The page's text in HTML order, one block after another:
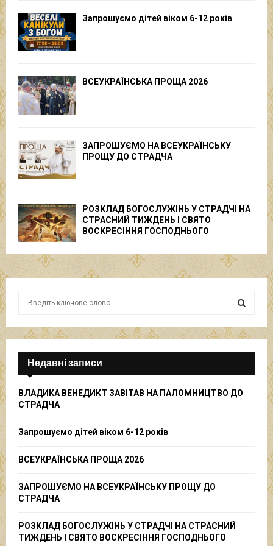
Запрошуємо дітей віком 6-12 років
ВСЕУКРАЇНСЬКА ПРОЩА 2026
ЗАПРОШУЄМО НА ВСЕУКРАЇНСЬКУ
ПРОЩУ ДО СТРАДЧА
РОЗКЛАД БОГОСЛУЖІНЬ У СТРАДЧІ НА
СТРАСНИЙ ТИЖДЕНЬ І СВЯТО
ВОСКРЕСІННЯ ГОСПОДНЬОГО
r
f
r
S
E
A
Недавні записи
ВЛАДИКА ВЕНЕДИКТ ЗАВІТАВ НА ПАЛОМНИЦТВО ДО
СТРАДЧА
Запрошуємо дітей віком 6-12 років
ВСЕУКРАЇНСЬКА ПРОЩА 2026
ЗАПРОШУЄМО НА ВСЕУКРАЇНСЬКУ ПРОЩУ ДО
СТРАДЧА
РОЗКЛАД БОГОСЛУЖІНЬ У СТРАДЧІ НА СТРАСНИЙ
ТИЖДЕНЬ І СВЯТО ВОСКРЕСІННЯ ГОСПОДНЬОГО